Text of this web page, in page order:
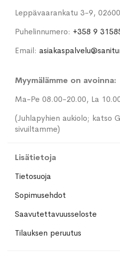
Leppävaarankatu 3-9,
Puhelinnumero: +358 9
Email:
Myymälämme on avoinna:
Ma-Pe 08.00-20.00, La
(Juhlapyhien aukiolo; katso
sivuiltamme)
Lisätietoja
Tietosuoja
Sopimusehdot
Saavutettavuusseloste
Tilauksen peruutus